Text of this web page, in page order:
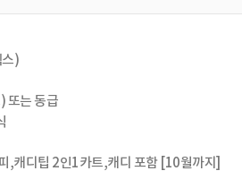
)
또는 동급
캐디팁 2인1카트,캐디 포함 [10월까지]